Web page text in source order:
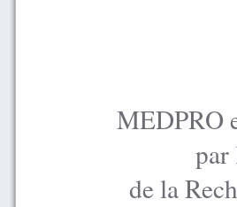
MEDPRO
par
de la